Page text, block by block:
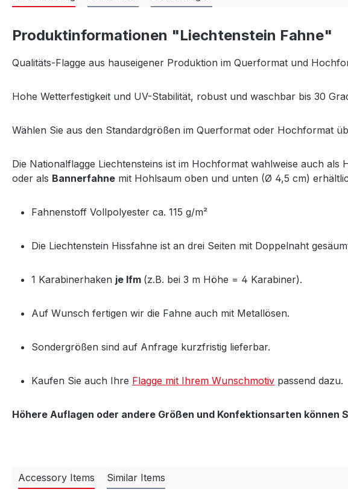
Produktinformationen "Liechtenstein Fahne"
Qualitäts-Flagge aus hauseigener Produktion im Querformat und
Hohe Wetterfestigkeit und UV-Stabilität, robust und waschbar bis 30
Wählen Sie aus den Standardgrößen im Querformat oder Hochformat
Die Nationalflagge Liechtensteins ist im Hochformat wahlweise auch
oder als Bannerfahne mit Hohlsaum oben und unten (Ø 4,5 cm)
Fahnenstoff Vollpolyester ca. 115 g/m²
Die Liechtenstein Hissfahne ist an drei Seiten mit Doppelnaht
1 Karabinerhaken je lfm (z.B. bei 3 m Höhe = 4 Karabiner).
Auf Wunsch fertigen wir die Fahne auch mit Metallösen.
Sondergrößen sind auf Anfrage kurzfristig lieferbar.
Kaufen Sie auch Ihre Flagge mit Ihrem Wunschmotiv passend dazu.
Höhere Auflagen oder andere Größen und Konfektionsarten können
Accessory Items Similar Items